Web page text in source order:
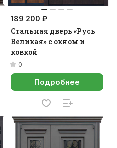
189 200 ₽
Стальная дверь «Русь
Великая» с окном и
ковкой
0
Подробнее